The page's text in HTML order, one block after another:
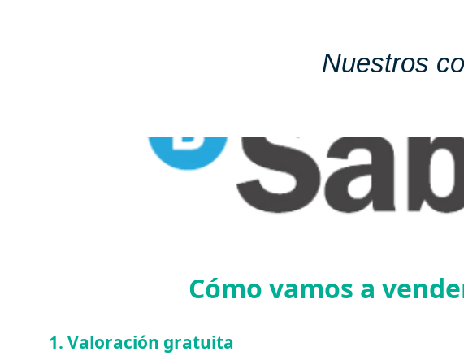
Nuestros
Cómo vamos a
1. Valoración gratuita